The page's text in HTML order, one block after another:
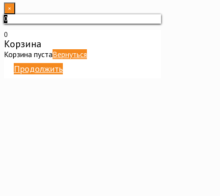
×
0
0
Корзина
Корзина пустаВернуться
Продолжить